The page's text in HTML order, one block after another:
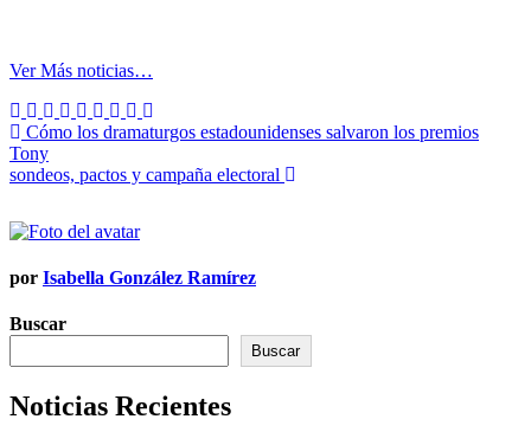
Ver Más noticias…
Navegación
de
Cómo los dramaturgos estadounidenses salvaron los premios
Tony
sondeos, pactos y campaña electoral
por Isabella González Ramírez
Buscar
Buscar
Noticias Recientes